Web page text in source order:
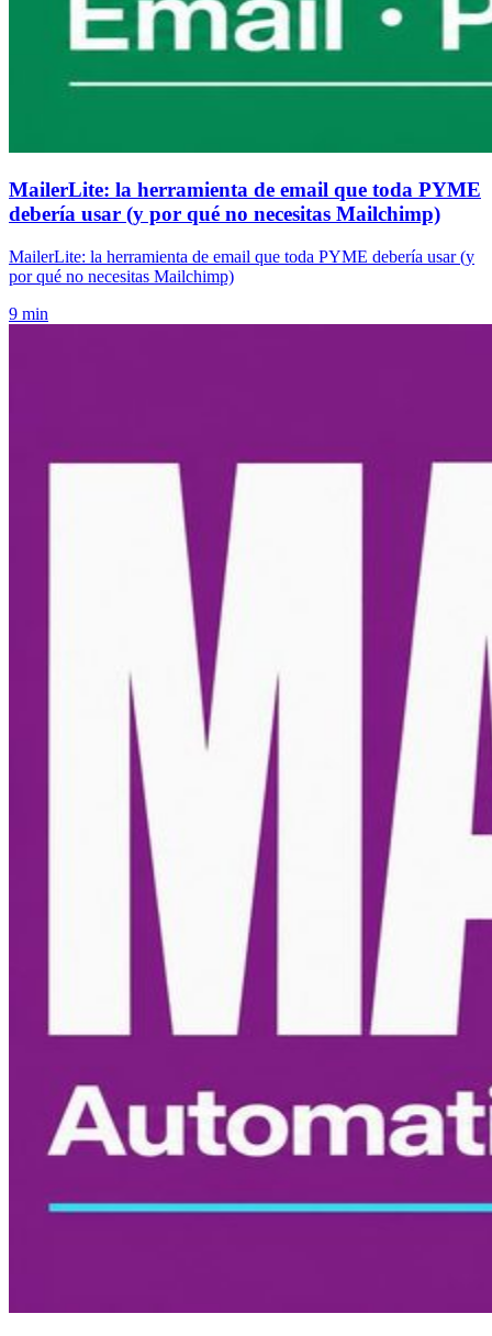
MailerLite: la herramienta de email que toda PYME
debería usar (y por qué no necesitas Mailchimp)
MailerLite: la herramienta de email que toda PYME debería usar (y
por qué no necesitas Mailchimp)
9 min